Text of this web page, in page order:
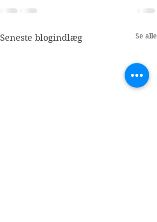
Seneste blogindlæg Se alle